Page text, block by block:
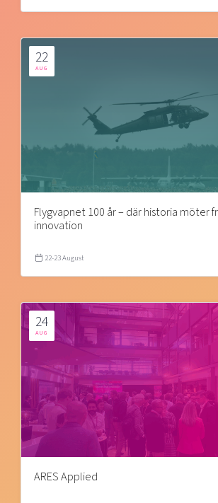
22
AUG
Flygvapnet 100 år – där historia möter
innovation
22-23 August
24
AUG
ARES Applied